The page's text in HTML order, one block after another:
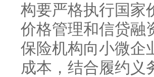
构要严格执行国家
价格管理和信贷融
保险机构向小微企
成本，结合履约义